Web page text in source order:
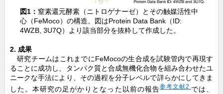
図1： 窒素還元酵素（ニトロゲナーゼ）とその触媒活性中
心（FeMoco）の構造。図はProtein Data Bank（ID:
4WZB, 3U7Q）より該当部分を抜粋して作成した。
2. 成果
研究チームはこれまでにFeMocoの生合成を試験管内で再現す
ることに成功し、タンパク質と合成無機化合物を組み合わせたユ
ニークな手法により、その過程を分子レベルで詳らかにしてきま
した。本研究の足がかりとなった以前の報告参考文献2 では、